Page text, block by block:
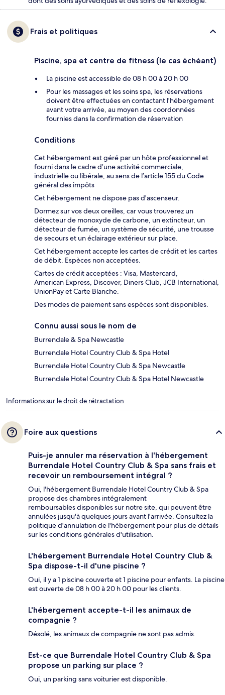
Frais et politiques
Piscine, spa et centre de fitness (le cas échéant)
La piscine est accessible de 08 h 00 à 20 h 00
Pour les massages et les soins spa, les réservations
doivent être effectuées en contactant l'hébergement
avant votre arrivée, au moyen des coordonnées
fournies dans la confirmation de réservation
Conditions
Cet hébergement est géré par un hôte professionnel et
fourni dans le cadre d’une activité commerciale,
industrielle ou libérale, au sens de l’article 155 du Code
général des impôts
Cet hébergement ne dispose pas d'ascenseur.
Dormez sur vos deux oreilles, car vous trouverez un
détecteur de monoxyde de carbone, un extincteur, un
détecteur de fumée, un système de sécurité, une trousse
de secours et un éclairage extérieur sur place.
Cet hébergement accepte les cartes de crédit et les cartes
de débit. Espèces non acceptées.
Cartes de crédit acceptées : Visa, Mastercard,
American Express, Discover, Diners Club, JCB International,
UnionPay et Carte Blanche.
Des modes de paiement sans espèces sont disponibles.
Connu aussi sous le nom de
Burrendale & Spa Newcastle
Burrendale Hotel Country Club & Spa Hotel
Burrendale Hotel Country Club & Spa Newcastle
Burrendale Hotel Country Club & Spa Hotel Newcastle
Informations sur le droit de rétractation
Foire aux questions
Puis-je annuler ma réservation à l'hébergement
Burrendale Hotel Country Club & Spa sans frais et
recevoir un remboursement intégral ?
Oui, l'hébergement Burrendale Hotel Country Club & Spa
propose des chambres intégralement
remboursables disponibles sur notre site, qui peuvent être
annulées jusqu'à quelques jours avant l'arrivée. Consultez la
politique d'annulation de l'hébergement pour plus de détails
sur les conditions générales d'utilisation.
L'hébergement Burrendale Hotel Country Club &
Spa dispose-t-il d'une piscine ?
Oui, il y a 1 piscine couverte et 1 piscine pour enfants. La piscine
est ouverte de 08 h 00 à 20 h 00 pour les clients.
L'hébergement accepte-t-il les animaux de
compagnie ?
Désolé, les animaux de compagnie ne sont pas admis.
Est-ce que Burrendale Hotel Country Club & Spa
propose un parking sur place ?
Oui, un parking sans voiturier est disponible.